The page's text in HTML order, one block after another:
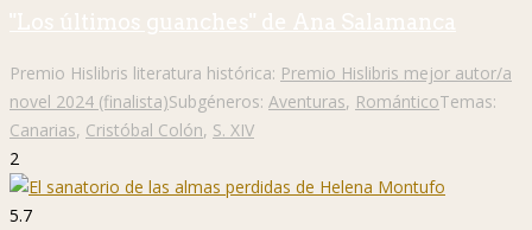
"Los últimos guanches" de Ana Salamanca
Premio Hislibris literatura histórica: Premio Hislibris mejor autor/a
novel 2024 (finalista)Subgéneros: Aventuras, RománticoTemas:
Canarias, Cristóbal Colón, S. XIV
2
5.7